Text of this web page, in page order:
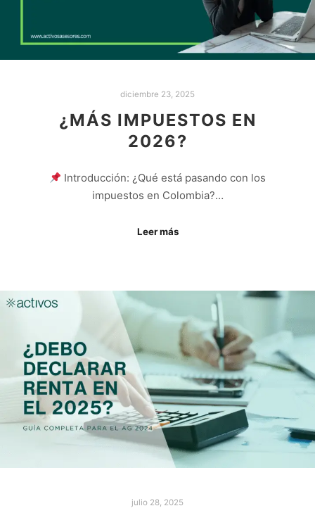
diciembre 23, 2025
¿MÁS IMPUESTOS EN
2026?
Introducción: ¿Qué está pasando con los
impuestos en Colombia?…
Leer más
julio 28, 2025